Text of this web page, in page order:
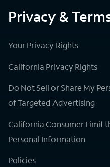
Privacy &
Your Privacy Rights
California Privacy Rights
Do Not Sell or Share My
of Targeted Advertising
California Consumer Limit
Personal Information
Policies